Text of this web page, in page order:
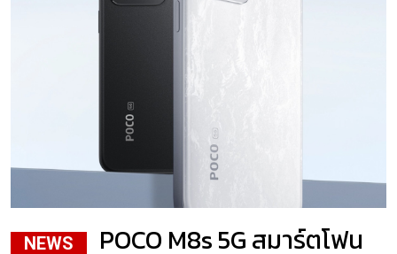
NEWS
POCO M8s 5G สมาร์ตโฟน